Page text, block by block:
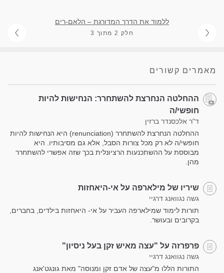
ללמוד את הדרך המדורגת – הלאם-רים
חלק 2 מתוך 3
מאמרים קשורים
ההחלטה הנחרצת להשתחרר: הנחישות להיות
חופשי/ה
ד"ר אלכסנדר ברזין
ההחלטה הנחרצת להשתחרר (renunciation) היא הנחישות להיות
חופשי/ה לא רק מכל צורות הסבל, אלא גם מסיבותיו. היא
מבוססת על ההשתכנעות הרציונלית בכך שזה אפשרי להשתחרר
מהן.
שיריו של מילארפה על אי-היאחזות
גשה נגוואנג דרגיי
תורות לימוד שמילארפה העביר על אי- היאחזות בילדים, בחברים,
בקרובים ובעושר.
פרפרזה על "עצה מאיש זקן בעל ניסיון"
גשה נגוואנג דרגיי
התורות הללו מ"עצה של אדם זקן ומנוסה" מאת גונגט'אנג